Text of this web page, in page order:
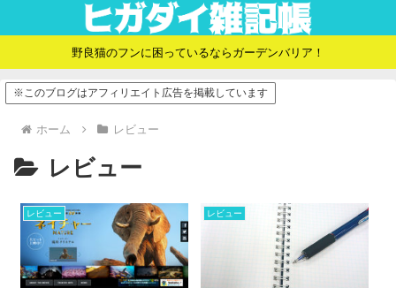
野良猫のフンに困っているならガーデンバリア！
※このブログはアフィリエイト広告を掲載しています
ホーム レビュー
レビュー
レビュー レビュー